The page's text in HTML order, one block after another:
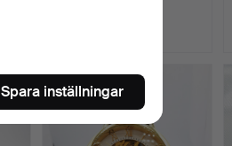
Spara inställningar